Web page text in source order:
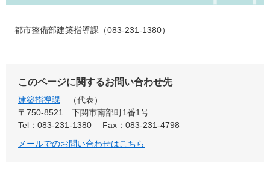
都市整備部建築指導課（083-231-1380）
このページに関するお問い合わせ先
建築指導課
代表
〒750-8521
下関市南部町1番1号
Tel：083-231-1380
Fax：083-231-4798
メールでのお問い合わせはこちら